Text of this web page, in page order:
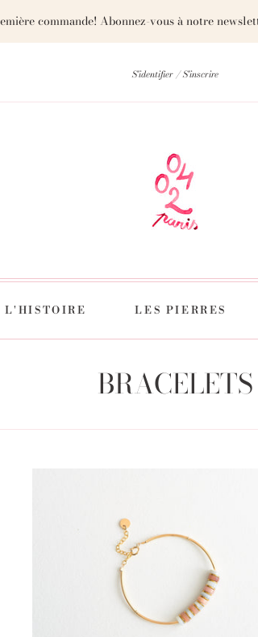
commande! Abonnez-vous à notre
S'identifier S'inscrire
L'HISTOIRE LES PIERRES
BRACELETS